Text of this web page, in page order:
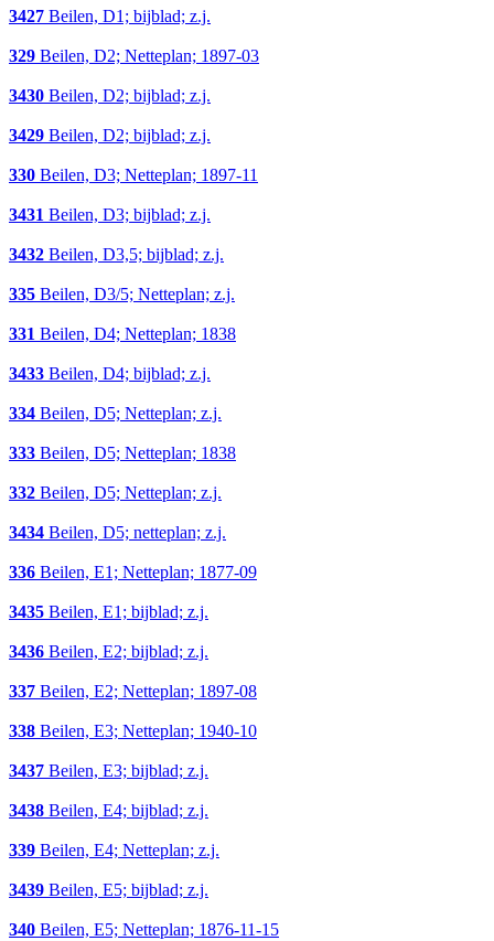
3427 Beilen, D1; bijblad; z.j.
329 Beilen, D2; Netteplan; 1897-03
3430 Beilen, D2; bijblad; z.j.
3429 Beilen, D2; bijblad; z.j.
330 Beilen, D3; Netteplan; 1897-11
3431 Beilen, D3; bijblad; z.j.
3432 Beilen, D3,5; bijblad; z.j.
335 Beilen, D3/5; Netteplan; z.j.
331 Beilen, D4; Netteplan; 1838
3433 Beilen, D4; bijblad; z.j.
334 Beilen, D5; Netteplan; z.j.
333 Beilen, D5; Netteplan; 1838
332 Beilen, D5; Netteplan; z.j.
3434 Beilen, D5; netteplan; z.j.
336 Beilen, E1; Netteplan; 1877-09
3435 Beilen, E1; bijblad; z.j.
3436 Beilen, E2; bijblad; z.j.
337 Beilen, E2; Netteplan; 1897-08
338 Beilen, E3; Netteplan; 1940-10
3437 Beilen, E3; bijblad; z.j.
3438 Beilen, E4; bijblad; z.j.
339 Beilen, E4; Netteplan; z.j.
3439 Beilen, E5; bijblad; z.j.
340 Beilen, E5; Netteplan; 1876-11-15